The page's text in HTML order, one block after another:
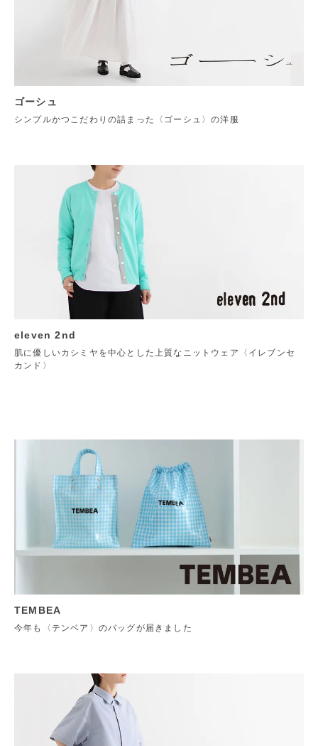
ゴーシュ
シンプルかつこだわりの詰まった〈ゴーシュ〉の洋服
eleven 2nd
肌に優しいカシミヤを中心とした上質なニットウェア〈イレブンセ
カンド〉
TEMBEA
今年も〈テンベア〉のバッグが届きました